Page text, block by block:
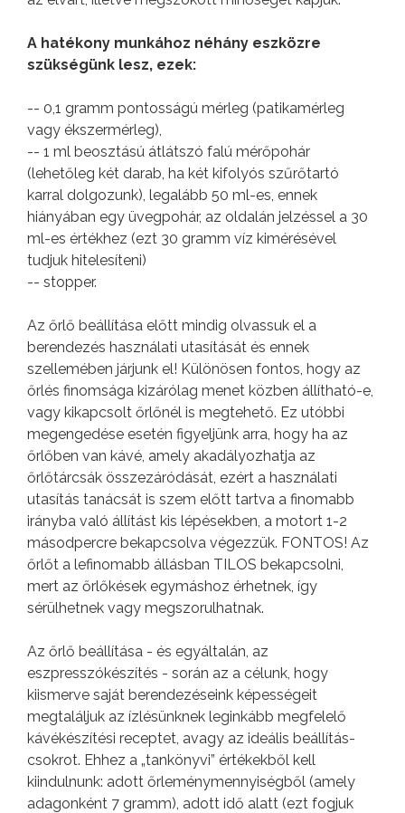
A hatékony munkához néhány eszközre
szükségünk lesz, ezek:
-- 0,1 gramm pontosságú mérleg (patikamérleg
vagy ékszermérleg),
-- 1 ml beosztású átlátszó falú mérőpohár
(lehetőleg két darab, ha két kifolyós szűrőtartó
karral dolgozunk), legalább 50 ml-es, ennek
hiányában egy üvegpohár, az oldalán jelzéssel a 30
ml-es értékhez (ezt 30 gramm víz kimérésével
tudjuk hitelesíteni)
-- stopper.
Az őrlő beállítása előtt mindig olvassuk el a
berendezés használati utasítását és ennek
szellemében járjunk el! Különösen fontos, hogy az
őrlés finomsága kizárólag menet közben állítható-e,
vagy kikapcsolt őrlőnél is megtehető. Ez utóbbi
megengedése esetén figyeljünk arra, hogy ha az
őrlőben van kávé, amely akadályozhatja az
őrlőtárcsák összezáródását, ezért a használati
utasítás tanácsát is szem előtt tartva a finomabb
irányba való állítást kis lépésekben, a motort 1-2
másodpercre bekapcsolva végezzük. FONTOS! Az
őrlőt a lefinomabb állásban TILOS bekapcsolni,
mert az őrlőkések egymáshoz érhetnek, így
sérülhetnek vagy megszorulhatnak.
Az őrlő beállítása - és egyáltalán, az
eszpresszókészítés - során az a célunk, hogy
kiismerve saját berendezéseink képességeit
megtaláljuk az ízlésünknek leginkább megfelelő
kávékészítési receptet, avagy az ideális beállítás-
csokrot. Ehhez a „tankönyvi” értékekből kell
kiindulnunk: adott őrleménymennyiségből (amely
adagonként 7 gramm), adott idő alatt (ezt fogjuk